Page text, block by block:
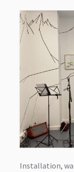
Installation,